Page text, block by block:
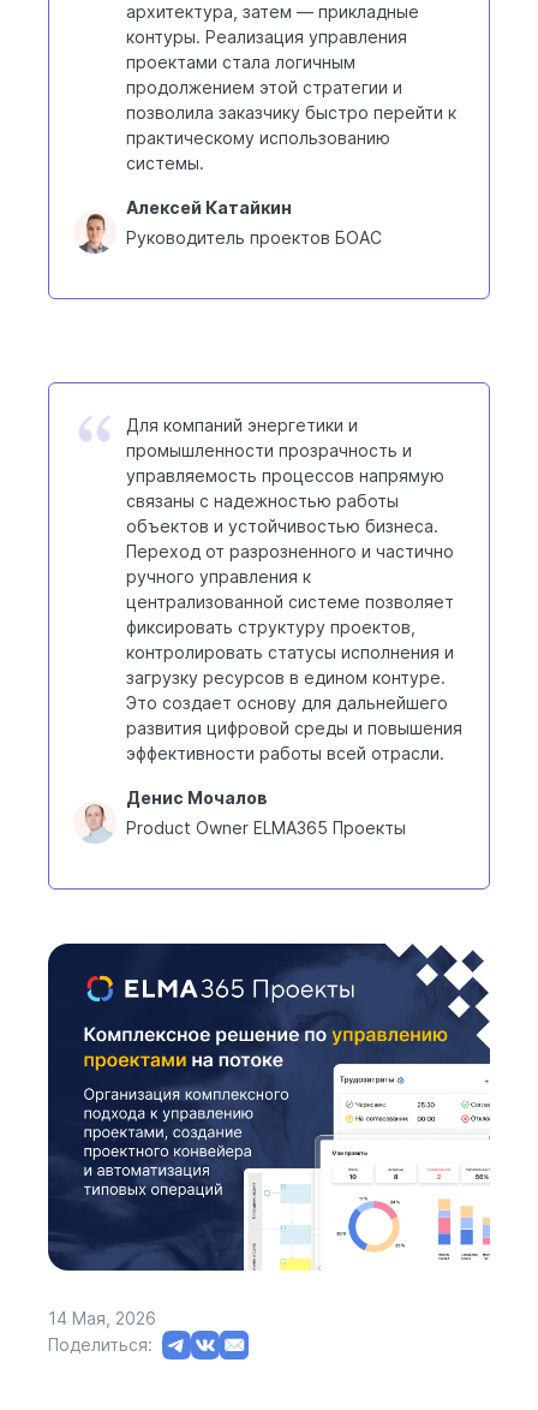
архитектура, затем — прикладные
контуры. Реализация управления
проектами стала логичным
продолжением этой стратегии и
позволила заказчику быстро перейти к
практическому использованию
системы.
Алексей Катайкин
Руководитель проектов БОАС
Для компаний энергетики и
промышленности прозрачность и
управляемость процессов напрямую
связаны с надежностью работы
объектов и устойчивостью бизнеса.
Переход от разрозненного и частично
ручного управления к
централизованной системе позволяет
фиксировать структуру проектов,
контролировать статусы исполнения и
загрузку ресурсов в едином контуре.
Это создает основу для дальнейшего
развития цифровой среды и повышения
эффективности работы всей отрасли.
Денис Мочалов
Product Owner ELMA365 Проекты
14 Мая, 2026
Поделиться: